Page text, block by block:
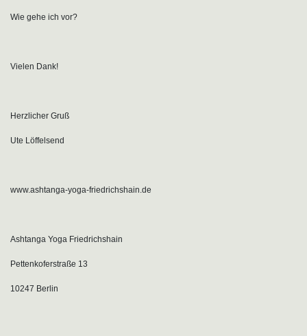
Wie gehe ich vor?
Vielen Dank!
Herzlicher Gruß
Ute Löffelsend
www.ashtanga-yoga-friedrichshain.de
Ashtanga Yoga Friedrichshain
Pettenkoferstraße 13
10247 Berlin